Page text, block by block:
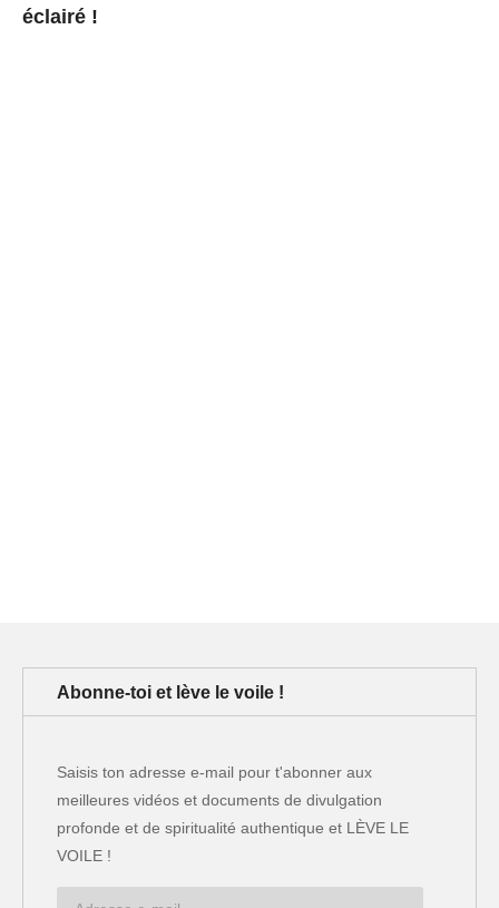
éclairé !
Abonne-toi et lève le voile !
Saisis ton adresse e-mail pour t'abonner aux
meilleures vidéos et documents de divulgation
profonde et de spiritualité authentique et LÈVE LE
VOILE !